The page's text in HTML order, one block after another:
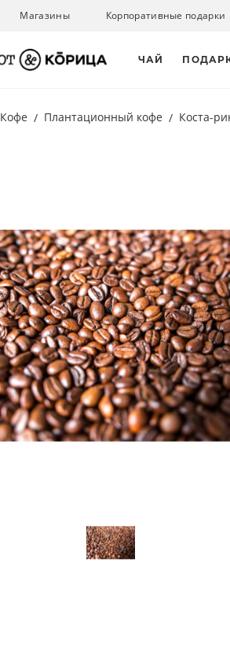
Магазины Корпоративные подарки
ЧАЙ
Кофе Плантационный кофе Коста-